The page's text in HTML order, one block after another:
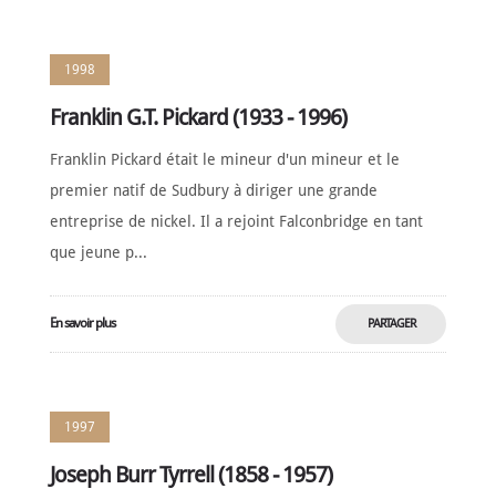
1998
Franklin G.T. Pickard (1933 - 1996)
Franklin Pickard était le mineur d'un mineur et le
premier natif de Sudbury à diriger une grande
entreprise de nickel. Il a rejoint Falconbridge en tant
que jeune p...
En savoir plus PARTAGER
1997
Joseph Burr Tyrrell (1858 - 1957)